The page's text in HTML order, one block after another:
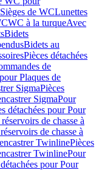
de WCLunettes
WC à la turqueAvec
Bidets
Bidets au
Pièces détachées
de
Plaques de
SigmaPièces
SigmaPour
détachées pour Pour
de chasse à
de chasse à
TwinlinePièces
TwinlinePour
pour Pour